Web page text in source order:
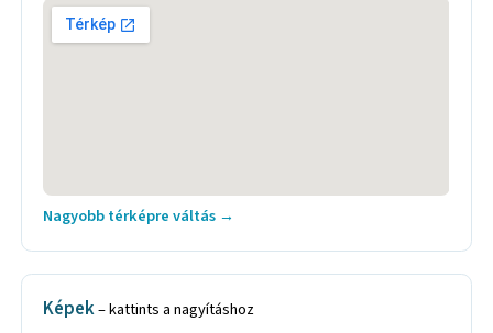
Nagyobb térképre váltás →
Képek– kattints a nagyításhoz